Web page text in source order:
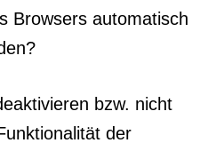
Browsers automatisch
bzw. nicht
der